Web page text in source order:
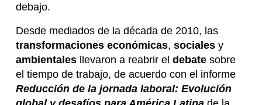
debajo.
Desde mediados de la década de 2010, las
transformaciones económicas, socialesy
ambientalesllevaron a reabrir el debatesobre
el tiempo de trabajo, de acuerdo con el informe
Reducción de la jornada laboral: Evolución